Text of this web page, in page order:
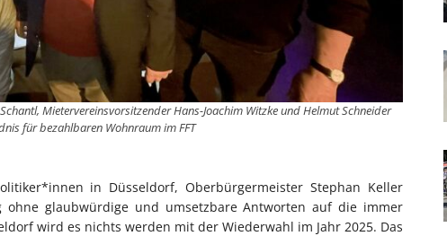
Mietervereinsvorsitzender Hans-Joachim Witzke und Helmut Schneider
für bezahlbaren Wohnraum im FFT
in Düsseldorf, Oberbürgermeister Stephan Keller
glaubwürdige und umsetzbare Antworten auf die immer
wird es nichts werden mit der Wiederwahl im Jahr 2025. Das